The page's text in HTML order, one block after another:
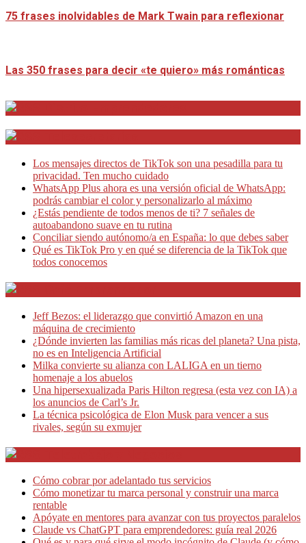
75 frases inolvidables de Mark Twain para reflexionar
Las 350 frases para decir «te quiero» más románticas
Los mensajes directos de TikTok son una pesadilla para tu
privacidad. Ten mucho cuidado
WhatsApp Plus ahora es una versión oficial de WhatsApp:
podrás cambiar el color y personalizarlo al máximo
¿Estás pendiente de todos menos de ti? 7 señales de
autoabandono suave en tu rutina
Conciliar siendo autónomo/a en España: lo que debes saber
Qué es TikTok Pro y en qué se diferencia de la TikTok que
todos conocemos
Jeff Bezos: el liderazgo que convirtió Amazon en una
máquina de crecimiento
¿Dónde invierten las familias más ricas del planeta? Una pista,
no es en Inteligencia Artificial
Milka convierte su alianza con LALIGA en un tierno
homenaje a los abuelos
Una hipersexualizada Paris Hilton regresa (esta vez con IA) a
los anuncios de Carl’s Jr.
La técnica psicológica de Elon Musk para vencer a sus
rivales, según su exmujer
Cómo cobrar por adelantado tus servicios
Cómo monetizar tu marca personal y construir una marca
rentable
Apóyate en mentores para avanzar con tus proyectos paralelos
Claude vs ChatGPT para emprendedores: guía real 2026